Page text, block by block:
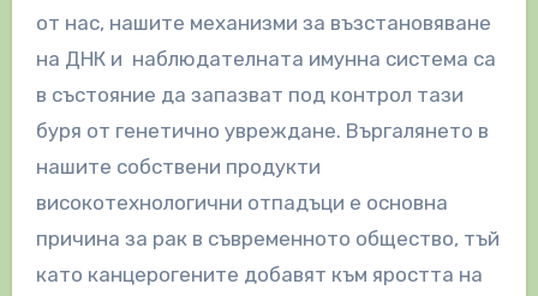
от нас, нашите механизми за възстановяване
на ДНК и наблюдателната имунна система са
в състояние да запазват под контрол тази
буря от генетично увреждане. Въргалянето в
нашите собствени продукти
високотехнологични отпадъци е основна
причина за рак в съвременното общество, тъй
като канцерогените добавят към яростта на